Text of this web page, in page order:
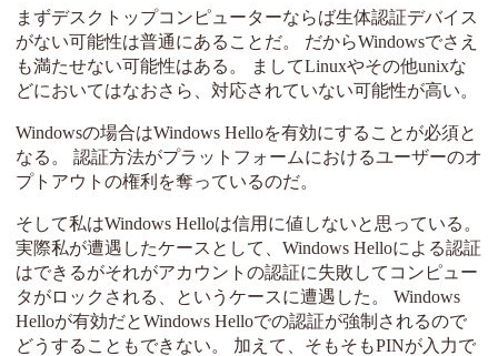
まずデスクトップコンピューターならば生体認証デバイス
がない可能性は普通にあることだ。 だからWindowsでさえ
も満たせない可能性はある。 ましてLinuxやその他unixな
どにおいてはなおさら、対応されていない可能性が高い。
Windowsの場合はWindows Helloを有効にすることが必須と
なる。 認証方法がプラットフォームにおけるユーザーのオ
プトアウトの権利を奪っているのだ。
そして私はWindows Helloは信用に値しないと思っている。
実際私が遭遇したケースとして、Windows Helloによる認証
はできるがそれがアカウントの認証に失敗してコンピュー
タがロックされる、というケースに遭遇した。 Windows
Helloが有効だとWindows Helloでの認証が強制されるので
どうすることもできない。 加えて、そもそもPINが入力で